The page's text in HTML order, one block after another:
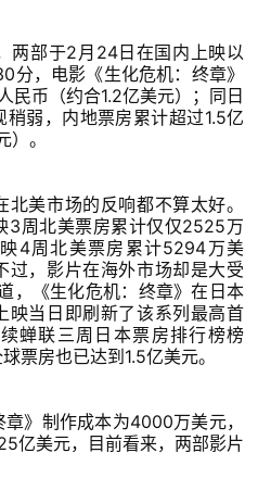
两部于2月24日在国内上映以
分，电影《生化危机：终章》
民币（约合1.2亿美元）；同日
弱，内地票房累计超过1.5亿
。
美市场的反响都不算太好。
3周北美票房累计仅仅2525万
4周北美票房累计5294万美
过，影片在海外市场却是大受
，《生化危机：终章》在日本
映当日即刷新了该系列最高首
蝉联三周日本票房排行榜榜
票房也已达到1.5亿美元。
》制作成本为4000万美元，
亿美元，目前看来，两部影片